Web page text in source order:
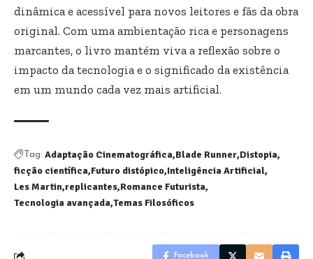
dinâmica e acessível para novos leitores e fãs da obra
original. Com uma ambientação rica e personagens
marcantes, o livro mantém viva a reflexão sobre o
impacto da tecnologia e o significado da existência
em um mundo cada vez mais artificial.
Tag: Adaptação Cinematográfica Blade Runner Distopia
ficção científica Futuro distópico Inteligência Artificial
Les Martin replicantes Romance Futurista
Tecnologia avançada Temas Filosóficos
Facebook